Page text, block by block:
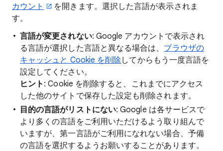
カウント
を開きます。選択した言語が表示されま
す。
言語が変更されない: Google アカウントで表示され
る言語が選択した言語と異なる場合は、 ブラウザの
キャッシュと Cookie を削除 してからもう一度言語を
設定してください。
ヒント : Cookie を削除すると、これまでにアクセス
した他のサイトで保存した設定も削除されます。
目的の言語がリストにない: Google は各サービスで
より多くの言語をご利用いただけるよう取り組んで
いますが、第一言語がご利用になれない場合、予備
の言語を選択するようお願いすることがあります。